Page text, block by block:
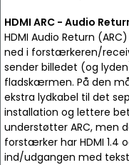
HDMI ARC - Audio
HDMI Audio Return
ned i forstærkeren/
sender billedet (og
fladskærmen. På den
ekstra lydkabel til det
installation og lettere
understøtter ARC, men
forstærker har HDMI 1.4
ind/udgangen med